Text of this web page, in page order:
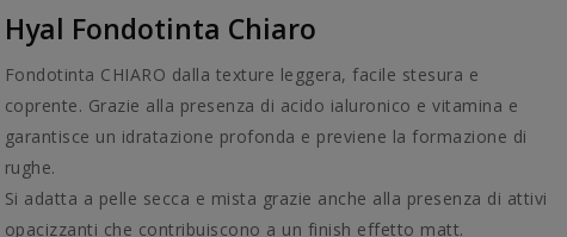
Hyal Fondotinta Chiaro
Fondotinta CHIARO dalla texture leggera, facile stesura e
coprente. Grazie alla presenza di acido ialuronico e vitamina e
garantisce un idratazione profonda e previene la formazione di
rughe.
Si adatta a pelle secca e mista grazie anche alla presenza di attivi
opacizzanti che contribuiscono a un finish effetto matt.